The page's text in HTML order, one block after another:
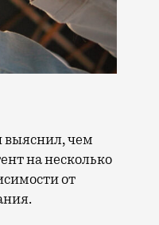
на несколько
от